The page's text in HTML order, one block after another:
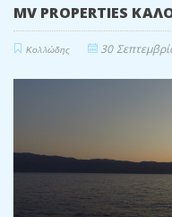
MV PROPERTIES
Κολλώδης 30